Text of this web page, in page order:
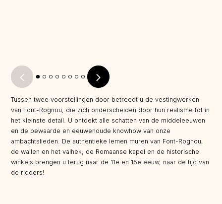
Tussen twee voorstellingen door betreedt u de vestingwerken
van Font-Rognou, die zich onderscheiden door hun realisme tot in
het kleinste detail. U ontdekt alle schatten van de middeleeuwen
en de bewaarde en eeuwenoude knowhow van onze
ambachtslieden. De authentieke lemen muren van Font-Rognou,
de wallen en het valhek, de Romaanse kapel en de historische
winkels brengen u terug naar de 11e en 15e eeuw, naar de tijd van
de ridders!